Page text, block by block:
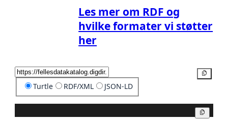
Les mer om RDF og
hvilke formater vi støtter
her
Turtle RDF/XML JSON-LD